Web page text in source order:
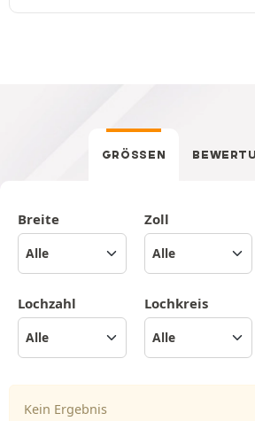
GRÖSSEN
Breite Zoll
Lochzahl Lochkreis
Kein Ergebnis